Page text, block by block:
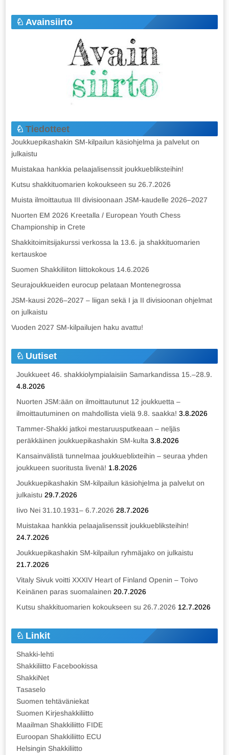
Avainsiirto
Tiedotteet
Joukkuepikashakin SM-kilpailun käsiohjelma ja palvelut on
julkaistu
Muistakaa hankkia pelaajalisenssit joukkuebliksteihin!
Kutsu shakkituomarien kokoukseen su 26.7.2026
Muista ilmoittautua III divisioonaan JSM-kaudelle 2026–2027
Nuorten EM 2026 Kreetalla / European Youth Chess
Championship in Crete
Shakkitoimitsijakurssi verkossa la 13.6. ja shakkituomarien
kertauskoe
Suomen Shakkiliiton liittokokous 14.6.2026
Seurajoukkueiden eurocup pelataan Montenegrossa
JSM-kausi 2026–2027 – liigan sekä I ja II divisioonan ohjelmat
on julkaistu
Vuoden 2027 SM-kilpailujen haku avattu!
Uutiset
Joukkueet 46. shakkiolympialaisiin Samarkandissa 15.–28.9.
4.8.2026
Nuorten JSM:ään on ilmoittautunut 12 joukkuetta –
ilmoittautuminen on mahdollista vielä 9.8. saakka! 3.8.2026
Tammer-Shakki jatkoi mestaruusputkeaan – neljäs
peräkkäinen joukkuepikashakin SM-kulta 3.8.2026
Kansainvälistä tunnelmaa joukkueblixteihin – seuraa yhden
joukkueen suoritusta livenä! 1.8.2026
Joukkuepikashakin SM-kilpailun käsiohjelma ja palvelut on
julkaistu 29.7.2026
Iivo Nei 31.10.1931– 6.7.2026 28.7.2026
Muistakaa hankkia pelaajalisenssit joukkuebliksteihin!
24.7.2026
Joukkuepikashakin SM-kilpailun ryhmäjako on julkaistu
21.7.2026
Vitaly Sivuk voitti XXXIV Heart of Finland Openin – Toivo
Keinänen paras suomalainen 20.7.2026
Kutsu shakkituomarien kokoukseen su 26.7.2026 12.7.2026
Linkit
Shakki-lehti
Shakkiliitto Facebookissa
ShakkiNet
Tasaselo
Suomen tehtäväniekat
Suomen Kirjeshakkiliitto
Maailman Shakkiliitto FIDE
Euroopan Shakkiliitto ECU
Helsingin Shakkiliitto